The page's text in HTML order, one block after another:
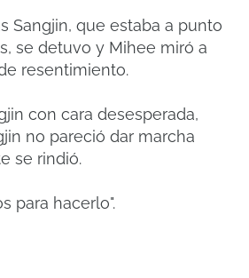
Sangjin, que estaba a punto
se detuvo y Mihee miró a
resentimiento.
con cara desesperada,
no pareció dar marcha
se rindió.
para hacerlo".